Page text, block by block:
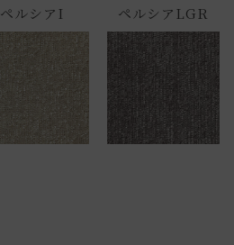
ペルシアI ペルシアLGR